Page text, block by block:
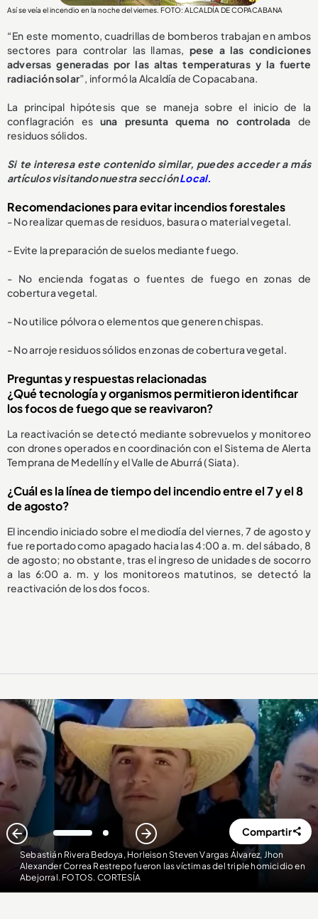
Así se veía el incendio en la noche del viernes. FOTO: ALCALDÍA DE COPACABANA
“En este momento, cuadrillas de bomberos trabajan en ambos
sectores para controlar las llamas, pese a las condiciones
adversas generadas por las altas temperaturas y la fuerte
radiación solar”, informó la Alcaldía de Copacabana.
La principal hipótesis que se maneja sobre el inicio de la
conflagración es una presunta quema no controlada de
residuos sólidos.
Si te interesa este contenido similar, puedes acceder a más
artículos visitando nuestra secciónLocal.
Recomendaciones para evitar incendios forestales
- No realizar quemas de residuos, basura o material vegetal.
- Evite la preparación de suelos mediante fuego.
- No encienda fogatas o fuentes de fuego en zonas de
cobertura vegetal.
- No utilice pólvora o elementos que generen chispas.
- No arroje residuos sólidos en zonas de cobertura vegetal.
Preguntas y respuestas relacionadas
¿Qué tecnología y organismos permitieron identificar
los focos de fuego que se reavivaron?
La reactivación se detectó mediante sobrevuelos y monitoreo
con drones operados en coordinación con el Sistema de Alerta
Temprana de Medellín y el Valle de Aburrá (Siata).
¿Cuál es la línea de tiempo del incendio entre el 7 y el 8
de agosto?
El incendio iniciado sobre el mediodía del viernes, 7 de agosto y
fue reportado como apagado hacia las 4:00 a. m. del sábado, 8
de agosto; no obstante, tras el ingreso de unidades de socorro
a las 6:00 a. m. y los monitoreos matutinos, se detectó la
reactivación de los dos focos.
Sebastián Rivera Bedoya, Horleison Steven Vargas Álvarez, Jhon
Alexander Correa Restrepo fueron las víctimas del triple homicidio en
Abejorral. FOTOS. CORTESÍA
1 2 Compartir